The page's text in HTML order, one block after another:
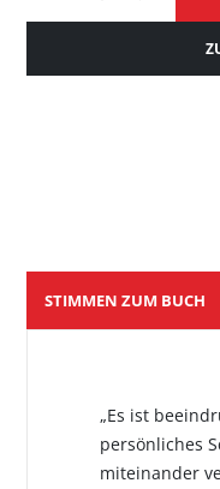
STIMMEN ZUM BUCH
„Es ist
persönliches
miteinander